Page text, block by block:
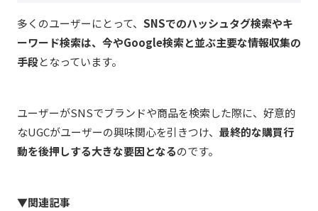
多くのユーザーにとって、 SNSでのハッシュタグ検索やキ
ーワード検索は、今やGoogle検索と並ぶ主要な情報収集の
手段となっています。
ユーザーがSNSでブランドや商品を検索した際に、好意的
なUGCがユーザーの興味関心を引きつけ、 最終的な購買行
動を後押しする大きな要因となるのです。
▼関連記事